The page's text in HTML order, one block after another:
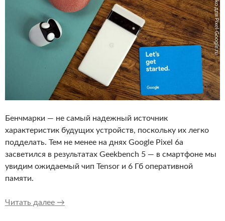
Бенчмарки — не самый надежный источник
характеристик будущих устройств, поскольку их легко
подделать. Тем не менее на днях Google Pixel 6a
засветился в результатах Geekbench 5 — в смартфоне мы
увидим ожидаемый чип Tensor и 6 Гб оперативной
памяти.
Читать далее Google Pixel 6a засветился в бенчмарке с
→